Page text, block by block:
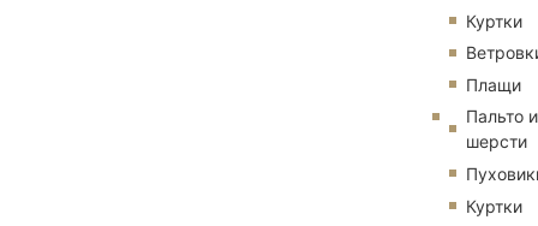
Куртки
Плащи
Пальто
шерсти
Куртки